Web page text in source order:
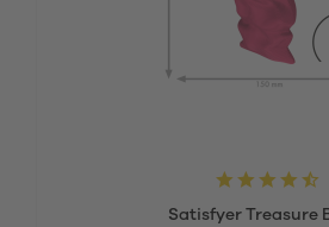
Satisfyer Treasure